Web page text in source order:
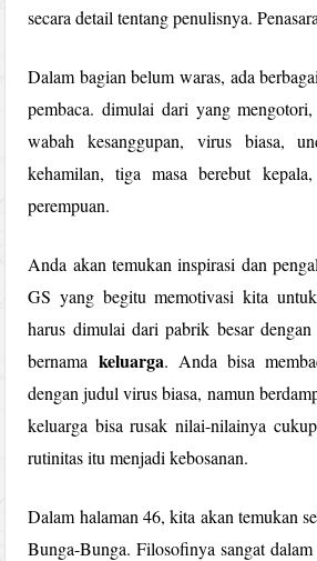
secara detail tentang penulisnya.
Dalam bagian belum waras, ada
pembaca. dimulai dari yang
wabah kesanggupan, virus biasa,
kehamilan, tiga masa berebut
perempuan.
Anda akan temukan inspirasi dan
GS yang begitu memotivasi kita
harus dimulai dari pabrik besar
bernama keluarga. Anda bisa
dengan judul virus biasa, namun
keluarga bisa rusak nilai-nilainya
rutinitas itu menjadi kebosanan.
Dalam halaman 46, kita akan temukan
Bunga-Bunga. Filosofinya sangat